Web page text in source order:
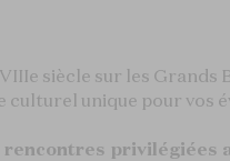
siècle sur les Grands
unique pour vos
rencontres privilégiées